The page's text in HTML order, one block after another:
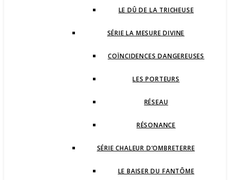
LE DÛ DE LA TRICHEUSE
SÉRIE LA MESURE DIVINE
COÏNCIDENCES DANGEREUSES
LES PORTEURS
RÉSEAU
RÉSONANCE
SÉRIE CHALEUR D’OMBRETERRE
LE BAISER DU FANTÔME